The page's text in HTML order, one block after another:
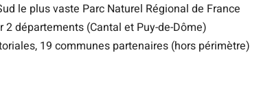
le plus vaste Parc Naturel Régional de France
2 départements (Cantal et Puy-de-Dôme)
19 communes partenaires (hors périmètre)